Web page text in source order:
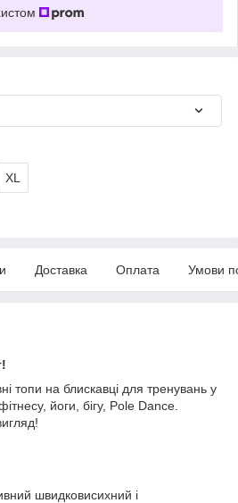
XL
Доставка Оплата Умови
топи на блискавці для тренувань у
йоги, бігу, Pole Dance.
швидковисихний і